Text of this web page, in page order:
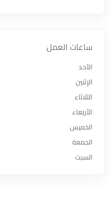
ساعات العمل
الأحد
الإثنين
الثلاثاء
الأربعاء
الخميس
الجمعة
السبت